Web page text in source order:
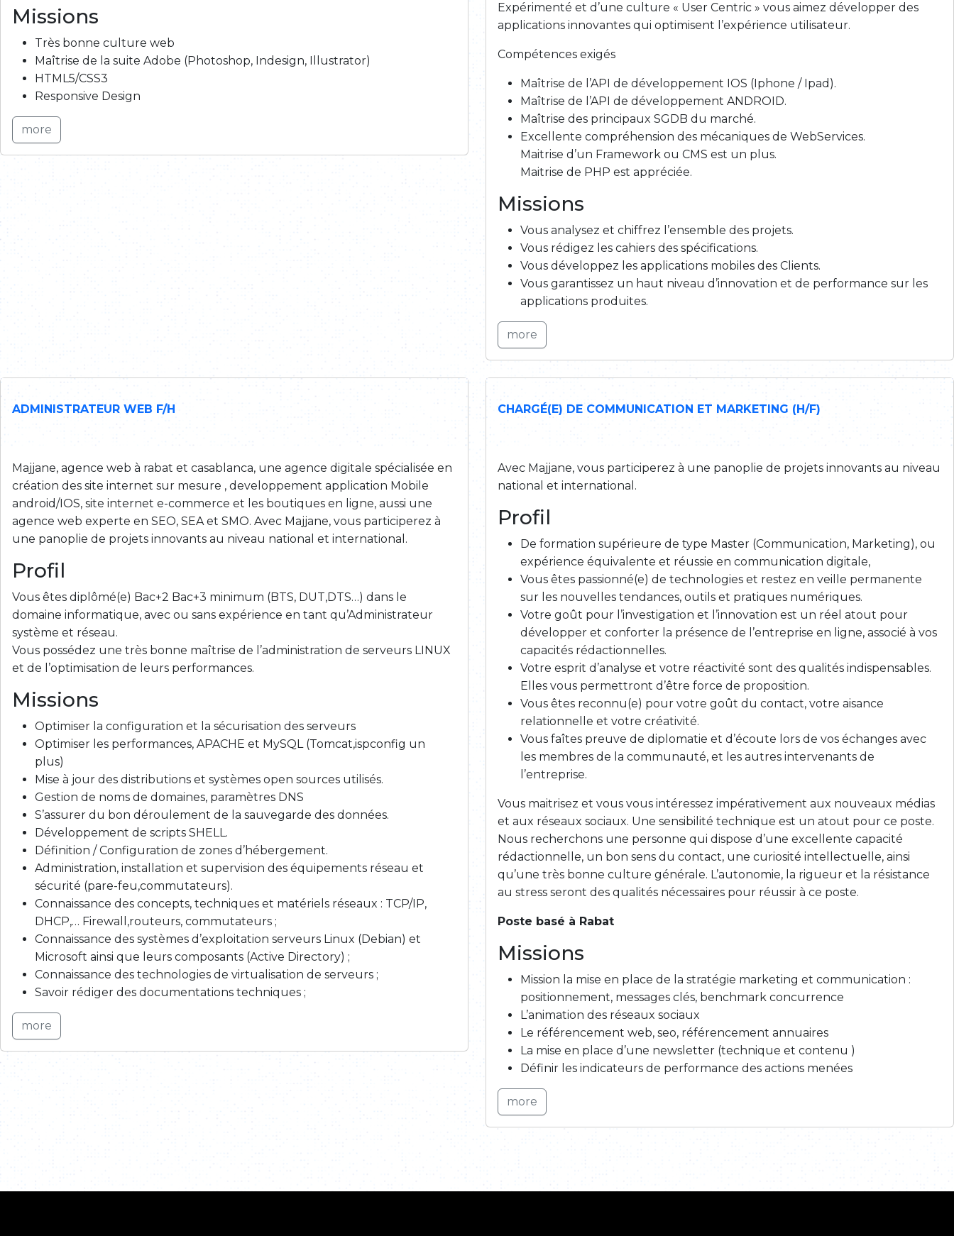
Missions
Très bonne culture web
Maîtrise de la suite Adobe (Photoshop, Indesign, Illustrator)
HTML5/CSS3
Responsive Design
more
Expérimenté et d’une culture « User Centric » vous aimez développer des
applications innovantes qui optimisent l’expérience utilisateur.
Compétences exigés
Maîtrise de l’API de développement IOS (Iphone / Ipad).
Maîtrise de l’API de développement ANDROID.
Maîtrise des principaux SGDB du marché.
Excellente compréhension des mécaniques de WebServices.
Maitrise d’un Framework ou CMS est un plus.
Maitrise de PHP est appréciée.
Missions
Vous analysez et chiffrez l’ensemble des projets.
Vous rédigez les cahiers des spécifications.
Vous développez les applications mobiles des Clients.
Vous garantissez un haut niveau d’innovation et de performance sur les
applications produites.
more
ADMINISTRATEUR WEB F/H
Majjane, agence web à rabat et casablanca, une agence digitale spécialisée en
création des site internet sur mesure , developpement application Mobile
android/IOS, site internet e-commerce et les boutiques en ligne, aussi une
agence web experte en SEO, SEA et SMO. Avec Majjane, vous participerez à
une panoplie de projets innovants au niveau national et international.
Profil
Vous êtes diplômé(e) Bac+2 Bac+3 minimum (BTS, DUT,DTS…) dans le
domaine informatique, avec ou sans expérience en tant qu’Administrateur
système et réseau.
Vous possédez une très bonne maîtrise de l’administration de serveurs LINUX
et de l’optimisation de leurs performances.
Missions
Optimiser la configuration et la sécurisation des serveurs
Optimiser les performances, APACHE et MySQL (Tomcat,ispconfig un
plus)
Mise à jour des distributions et systèmes open sources utilisés.
Gestion de noms de domaines, paramètres DNS
S’assurer du bon déroulement de la sauvegarde des données.
Développement de scripts SHELL.
Définition / Configuration de zones d’hébergement.
Administration, installation et supervision des équipements réseau et
sécurité (pare-feu,commutateurs).
Connaissance des concepts, techniques et matériels réseaux : TCP/IP,
DHCP,… Firewall,routeurs, commutateurs ;
Connaissance des systèmes d’exploitation serveurs Linux (Debian) et
Microsoft ainsi que leurs composants (Active Directory) ;
Connaissance des technologies de virtualisation de serveurs ;
Savoir rédiger des documentations techniques ;
more
CHARGÉ(E) DE COMMUNICATION ET MARKETING (H/F)
Avec Majjane, vous participerez à une panoplie de projets innovants au niveau
national et international.
Profil
De formation supérieure de type Master (Communication, Marketing), ou
expérience équivalente et réussie en communication digitale,
Vous êtes passionné(e) de technologies et restez en veille permanente
sur les nouvelles tendances, outils et pratiques numériques.
Votre goût pour l’investigation et l’innovation est un réel atout pour
développer et conforter la présence de l’entreprise en ligne, associé à vos
capacités rédactionnelles.
Votre esprit d’analyse et votre réactivité sont des qualités indispensables.
Elles vous permettront d’être force de proposition.
Vous êtes reconnu(e) pour votre goût du contact, votre aisance
relationnelle et votre créativité.
Vous faîtes preuve de diplomatie et d’écoute lors de vos échanges avec
les membres de la communauté, et les autres intervenants de
l’entreprise.
Vous maitrisez et vous vous intéressez impérativement aux nouveaux médias
et aux réseaux sociaux. Une sensibilité technique est un atout pour ce poste.
Nous recherchons une personne qui dispose d’une excellente capacité
rédactionnelle, un bon sens du contact, une curiosité intellectuelle, ainsi
qu’une très bonne culture générale. L’autonomie, la rigueur et la résistance
au stress seront des qualités nécessaires pour réussir à ce poste.
Poste basé à Rabat
Missions
Mission la mise en place de la stratégie marketing et communication :
positionnement, messages clés, benchmark concurrence
L’animation des réseaux sociaux
Le référencement web, seo, référencement annuaires
La mise en place d’une newsletter (technique et contenu )
Définir les indicateurs de performance des actions menées
more